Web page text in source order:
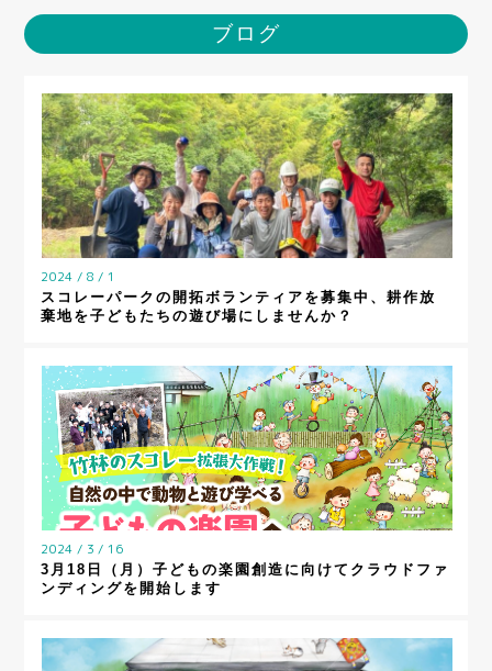
ブログ
2024 / 8 / 1
スコレーパークの開拓ボランティアを募集中、耕作放
棄地を子どもたちの遊び場にしませんか？
2024 / 3 / 16
3月18日（月）子どもの楽園創造に向けてクラウドファ
ンディングを開始します